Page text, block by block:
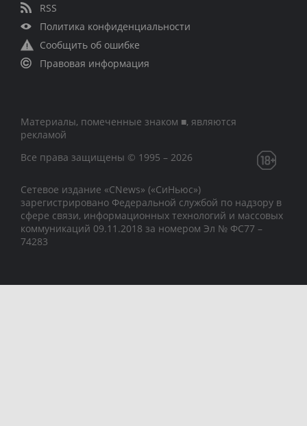
RSS
Политика конфиденциальности
Сообщить об ошибке
Правовая информация
Материалы, помеченные знаком ■, являются
рекламой
Все права защищены © 1995 – 2026
Сетевое издание «CNews» («СиНьюс»)
зарегистрировано Федеральной службой по надзору в
сфере связи, информационных технологий и массовых
коммуникаций 09.11.2018 за номером Эл № ФС77 –
74283